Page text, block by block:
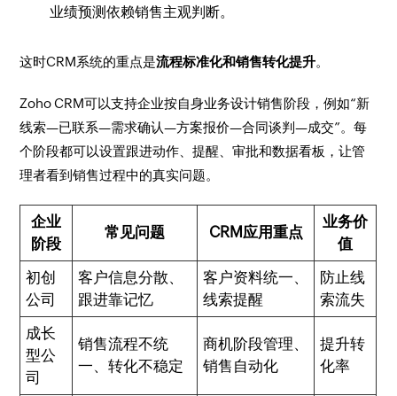
业绩预测依赖销售主观判断。
这时CRM系统的重点是流程标准化和销售转化提升。
Zoho CRM可以支持企业按自身业务设计销售阶段，例如“新
线索—已联系—需求确认—方案报价—合同谈判—成交”。每
个阶段都可以设置跟进动作、提醒、审批和数据看板，让管
理者看到销售过程中的真实问题。
企业
阶段
常见问题 CRM应用重点
业务价
值
初创
公司
客户信息分散、
跟进靠记忆
客户资料统一、
线索提醒
防止线
索流失
成长
型公
司
销售流程不统
一、转化不稳定
商机阶段管理、
销售自动化
提升转
化率